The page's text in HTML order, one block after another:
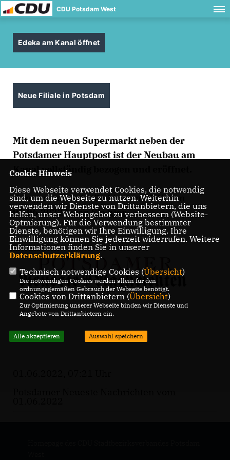
CDU Potsdam West
Edeka am Kanal öffnet
Neue Filiale in Potsdam
Mit dem neuen Supermarkt neben der
Potsdamer Hauptpost ist der Neubau am
Kanal vollständig bezogen und eröffnet.
Den gesamten Artikel in den PNN vom
01.06.2022 lesen Siehier.
Cookie Hinweis
Diese Webseite verwendet Cookies, die notwendig
sind, um die Webseite zu nutzen. Weiterhin
verwenden wir Dienste von Drittanbietern, die uns
helfen, unser Webangebot zu verbessern (Website-
Optmierung). Für die Verwendung bestimmter
Dienste, benötigen wir Ihre Einwilligung. Ihre
Einwilligung können Sie jederzeit widerrufen. Weitere
Informationen finden Sie in unserer
Datenschutzerklärung.
Technisch notwendige Cookies (Übersicht)
Die notwendigen Cookies werden allein für den
ordnungsgemäßen Gebrauch der Webseite benötigt.
Cookies von Drittanbietern (Übersicht)
Zur Optimierung unserer Webseite binden wir Dienste und
Angebote von Drittanbietern ein.
Alle akzeptieren Auswahl speichern